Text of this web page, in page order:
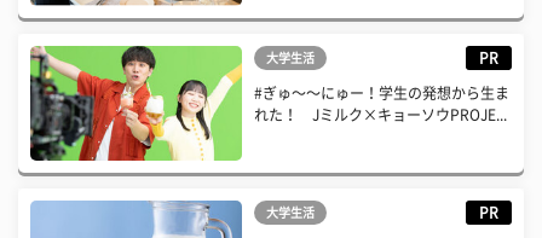
大学生活 PR
#ぎゅ〜〜にゅー！学生の発想から生ま
れた！ Jミルク×キョーソウPROJE...
大学生活 PR